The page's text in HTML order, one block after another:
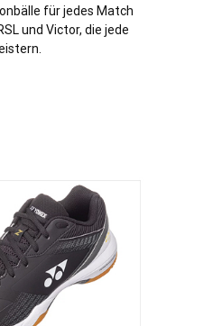
für jedes Match
und Victor, die jede